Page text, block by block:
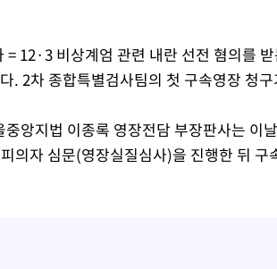
12·3 비상계엄 관련 내란 선전 혐의를
. 2차 종합특별검사팀의 첫 구속영장 청
앙지법 이종록 영장전담 부장판사는 이
의자 심문(영장실질심사)을 진행한 뒤 구